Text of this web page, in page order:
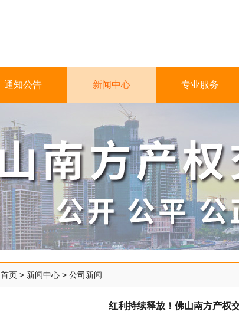
通知公告 新闻中心 专业服务
首页 > 新闻中心 > 公司新闻
红利持续释放！佛山南方产权